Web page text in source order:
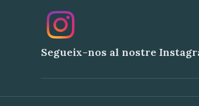
Segueix-nos al nostre